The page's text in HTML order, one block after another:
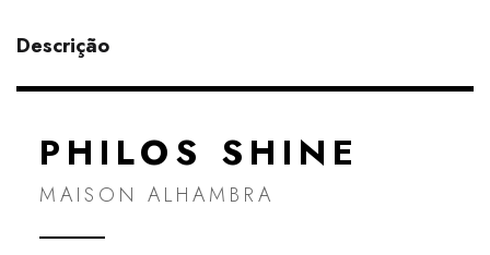
Descrição
PHILOS SHINE
MAISON ALHAMBRA